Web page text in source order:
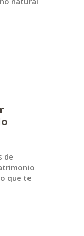
de
que te